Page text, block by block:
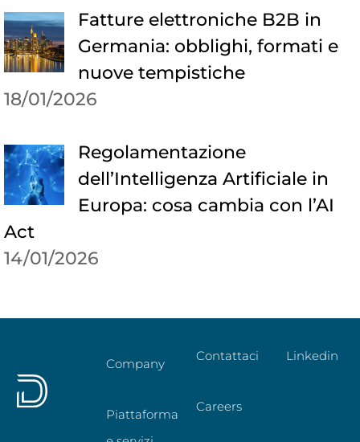
Fatture elettroniche B2B in
Germania: obblighi, formati e
nuove tempistiche
18/01/2026
Regolamentazione
dell’Intelligenza Artificiale in
Europa: cosa cambia con l’AI
Act
14/01/2026
Company
Piattaforma
Contattaci
Careers
Linkedin